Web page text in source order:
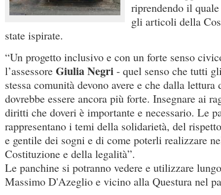
riprendendo il
gli articoli della
state ispirate.
“Un progetto inclusivo e con un forte senso
l’assessore Giulia Negri - quel senso che tutti
stessa comunità devono avere e che dalla
dovrebbe essere ancora più forte. Insegnare ai
diritti che doveri è importante e necessario. Le
rappresentano i temi della solidarietà, del
e gentile dei sogni e di come poterli realizzare
Costituzione e della legalità”.
Le panchine si potranno vedere e utilizzare
Massimo D'Azeglio e vicino alla Questura nel